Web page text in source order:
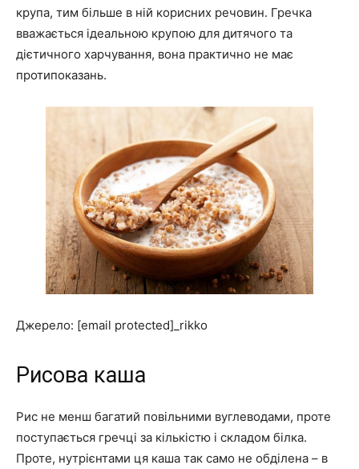
крупа, тим більше в ній корисних речовин. Гречка
вважається ідеальною крупою для дитячого та
дієтичного харчування, вона практично не має
протипоказань.
Джерело: [email protected]_rikko
Рисова каша
Рис не менш багатий повільними вуглеводами, проте
поступається гречці за кількістю і складом білка.
Проте, нутрієнтами ця каша так само не обділена – в